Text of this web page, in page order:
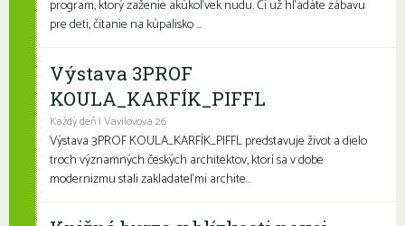
program, ktorý zaženie akúkoľvek nudu. Či už hľadáte zábavu
pre deti, čítanie na kúpalisko ...
Výstava 3PROF
KOULA_KARFÍK_PIFFL
Každý deň | Vavilovova 26
Výstava 3PROF KOULA_KARFÍK_PIFFL predstavuje život a dielo
troch významných českých architektov, ktorí sa v dobe
modernizmu stali zakladateľmi archite...